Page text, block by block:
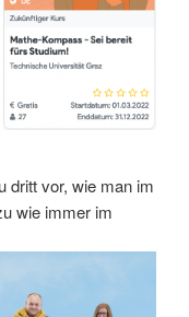
dritt vor, wie man im
wie immer im